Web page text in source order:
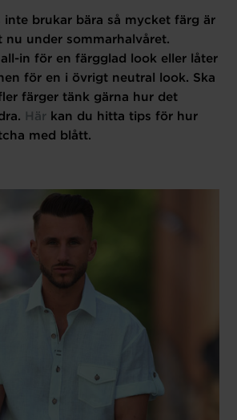
inte brukar bära så mycket färg är
nu under sommarhalvåret.
in för en färgglad look eller låter
för en i övrigt neutral look. Ska
färger tänk gärna hur det
Här kan du hitta tips för hur
med blått.